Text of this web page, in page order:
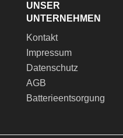
UNSER
UNTERNEHMEN
Kontakt
Impressum
Datenschutz
AGB
Batterieentsorgung